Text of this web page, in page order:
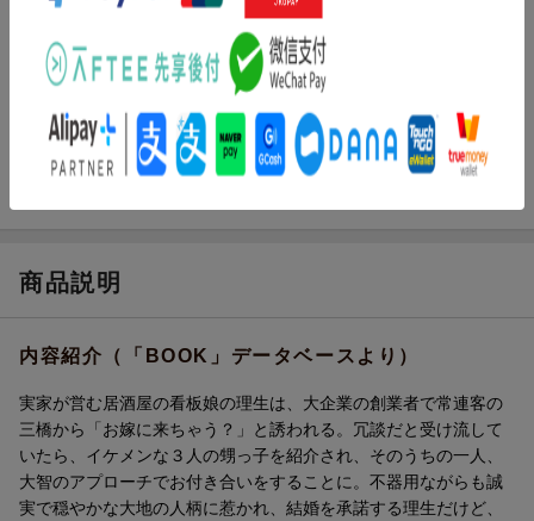
レーベル ルネッタブックス ルネッタブックス
出版社 ハーパーコリンズ・ジャパン
単行本
ページ数 288p
ISBN 9784596535771
商品説明
内容紹介（「BOOK」データベースより）
実家が営む居酒屋の看板娘の理生は、大企業の創業者で常連客の
三橋から「お嫁に来ちゃう？」と誘われる。冗談だと受け流して
いたら、イケメンな３人の甥っ子を紹介され、そのうちの一人、
大智のアプローチでお付き合いをすることに。不器用ながらも誠
実で穏やかな大地の人柄に惹かれ、結婚を承諾する理生だけど、